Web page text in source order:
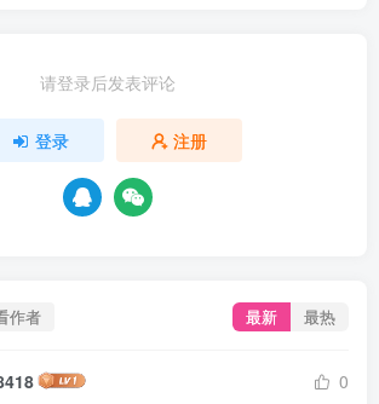
请登录后发表评论
登录 注册
作者 最新 最热
0